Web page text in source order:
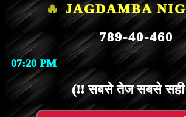
🔥 JAGDAMBA
789-40-460
07:20 PM
(!! सबसे तेज सबसे